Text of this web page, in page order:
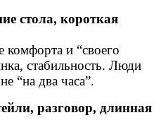
стола, короткая
и “своего
стабильность. Люди
“на два часа”.
разговор, длинная